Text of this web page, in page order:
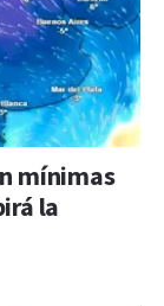
mínimas
la